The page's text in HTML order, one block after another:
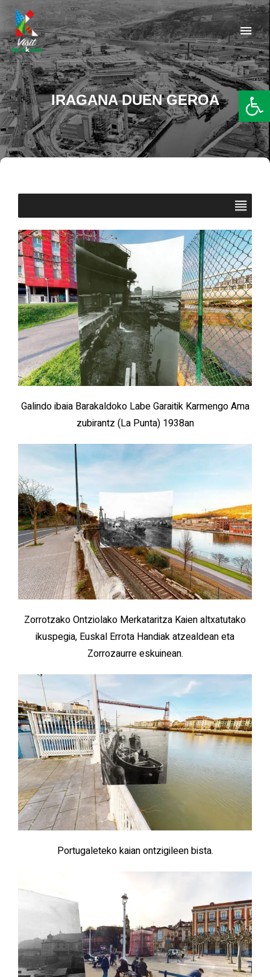
VISIT BARAKALDO
Barakaldo Turismo
IRAGANA DUEN GEROA
Galindo ibaia Barakaldoko Labe Garaitik Karmengo Ama
zubirantz (La Punta) 1938an
Zorrotzako Ontziolako Merkataritza Kaien altxatutako
ikuspegia, Euskal Errota Handiak atzealdean eta
Zorrozaurre eskuinean.
Portugaleteko kaian ontzigileen bista.